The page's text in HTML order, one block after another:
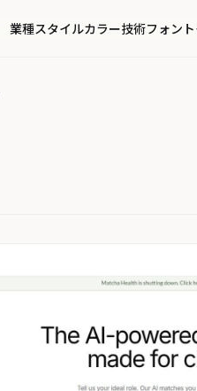
業種スタイルカラー技術フォント